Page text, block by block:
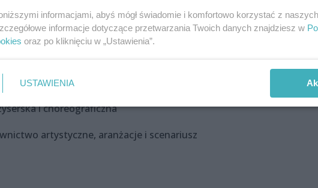
Elżbieta Donimirska, Wiesław Orłowski
i choreograficzna
artystyczne, aranżacje i scenariusz
informacjami, abyś mógł świadomie i komfortowo korzystać z
informacje dotyczące przetwarzania Twoich danych znajdziesz w
oraz po kliknięciu w „Ustawienia”.
USTAWIENIA